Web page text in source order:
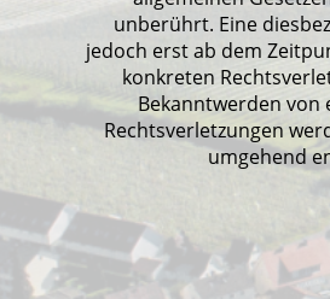
unberührt. Eine
jedoch erst ab dem
konkreten
Bekanntwerden von
Rechtsverletzungen
umgehend